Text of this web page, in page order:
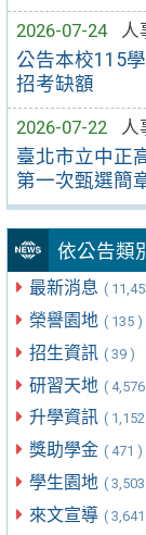
2026-07-24
人
公告本校115
招考缺額
2026-07-22
人
臺北市立中正
第一次甄選簡
依公告類
最新消息 (
榮譽園地 ( 135 )
招生資訊 ( 39 )
研習天地 (
升學資訊 (
獎助學金 ( 471 )
學生園地 (
來文宣導 (